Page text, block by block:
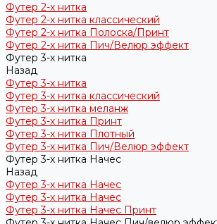
Футер 2-х нитка
Футер 2-х нитка классический
Футер 2-х нитка Полоска/Принт
Футер 2-х нитка Пич/Велюр эффект
Футер 3-х нитка
Назад
Футер 3-х нитка
Футер 3-х нитка классический
Футер 3-х нитка меланж
Футер 3-х нитка Принт
Футер 3-х нитка Плотный
Футер 3-х нитка Пич/Велюр эффект
Футер 3-х нитка Начес
Назад
Футер 3-х нитка Начес
Футер 3-х нитка Начес
Футер 3-х нитка Начес Принт